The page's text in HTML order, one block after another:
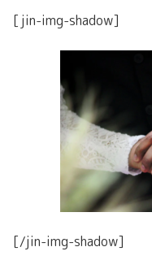
[jin-img-shadow]
[/jin-img-shadow]